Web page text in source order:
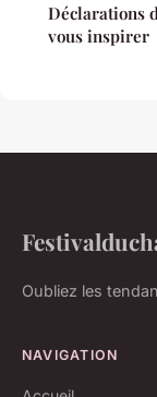
Déclarations
vous inspirer
Oubliez les
NAVIGATION